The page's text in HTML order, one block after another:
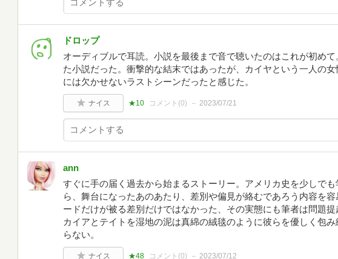
ドロップ
オーディブルで耳読。小説を最後まで音で聴いたのはこれが初め
た小説だった。衝撃的な結末ではあったが、カイヤという一人の
には欠かせないラストシーンだったと感じた。
ナイス ★10 コメント(0) 2023/07/21
ann
すぐに手の届く過去から始まるストーリー。アメリカ史を少しで
ら、舞台になったあのあたり、差別や偏見が絡むであろう内容を
ードだけが被る差別だけではなかった、その実態にも筆者は問題提
カイアとテイトを湿地の泥は真綿の絨毯のように彼らを優しく包
らない。
ナイス ★48 コメント(0) 2023/07/12